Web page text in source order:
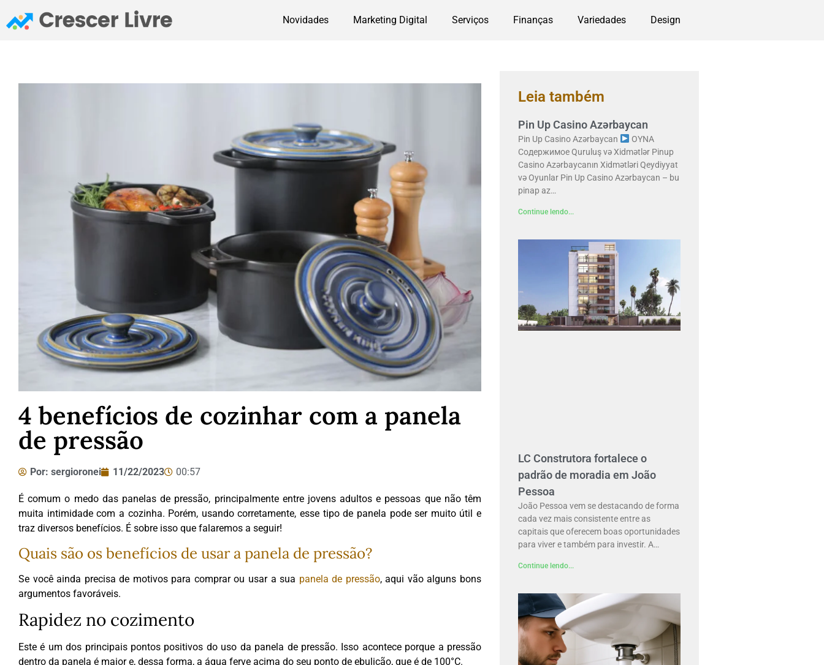
Novidades Marketing Digital Serviços Finanças Variedades Design
4 benefícios de cozinhar com a panela
de pressão
Por: sergioronei 11/22/2023 00:57
É comum o medo das panelas de pressão, principalmente entre jovens adultos e pessoas que não têm
muita intimidade com a cozinha. Porém, usando corretamente, esse tipo de panela pode ser muito útil e
traz diversos benefícios. É sobre isso que falaremos a seguir!
Quais são os benefícios de usar a panela de pressão?
Se você ainda precisa de motivos para comprar ou usar a sua panela de pressão, aqui vão alguns bons
argumentos favoráveis.
Rapidez no cozimento
Este é um dos principais pontos positivos do uso da panela de pressão. Isso acontece porque a pressão
dentro da panela é maior e, dessa forma, a água ferve acima do seu ponto de ebulição, que é de 100°C.
Leia também
Pin Up Casino Azərbaycan
Pin Up Casino Azərbaycan
OYNA
Содержимое Quruluş və Xidmətlər Pinup
Casino Azərbaycanın Xidmətləri Qeydiyyat
və Oyunlar Pin Up Casino Azərbaycan – bu
pinap az…
Continue lendo...
LC Construtora fortalece o
padrão de moradia em João
Pessoa
João Pessoa vem se destacando de forma
cada vez mais consistente entre as
capitais que oferecem boas oportunidades
para viver e também para investir. A…
Continue lendo...